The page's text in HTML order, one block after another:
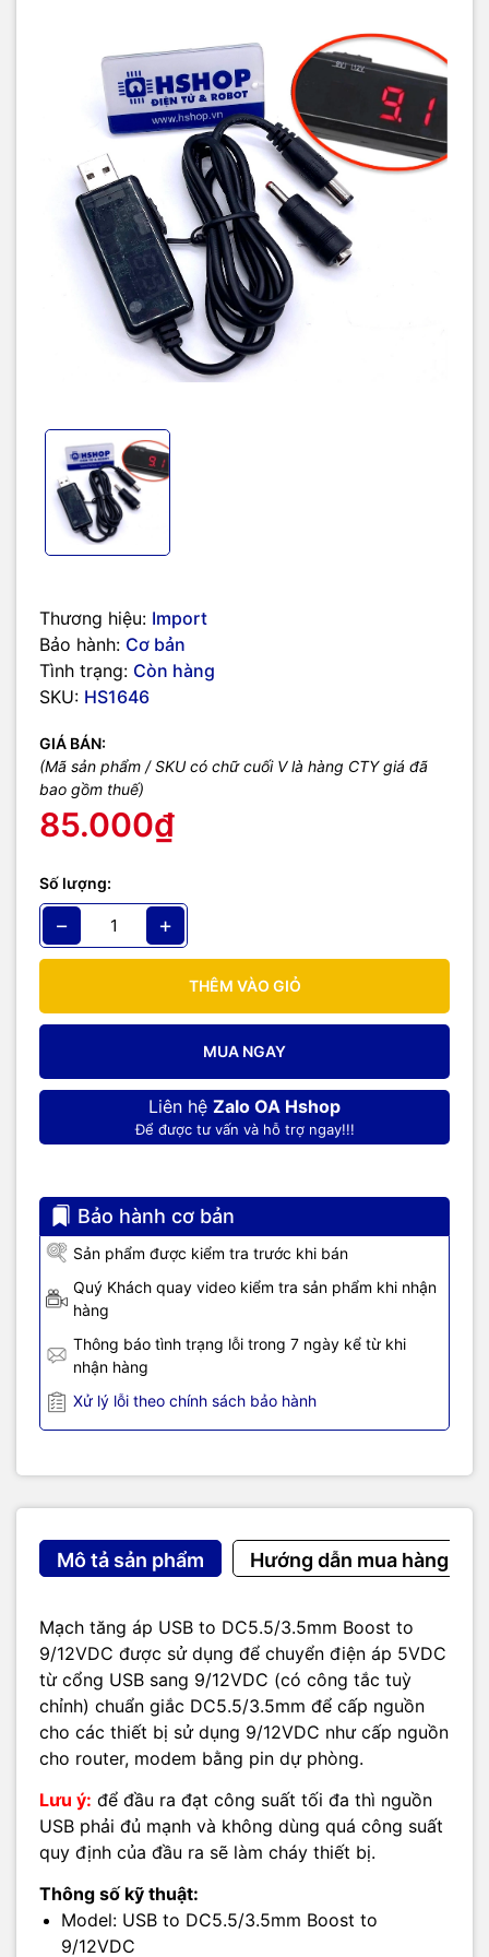
Thương hiệu: Import
Bảo hành: Cơ bản
Tình trạng: Còn hàng
SKU: HS1646
GIÁ BÁN:
(Mã sản phẩm / SKU có chữ cuối V là hàng CTY giá đã
bao gồm thuế)
85.000₫
Số lượng:
− +
THÊM VÀO GIỎ
MUA NGAY
Liên hệ Zalo OA Hshop
Để được tư vấn và hỗ trợ ngay!!!
Bảo hành cơ bản
Sản phẩm được kiểm tra trước khi bán
Quý Khách quay video kiểm tra sản phẩm khi nhận
hàng
Thông báo tình trạng lỗi trong 7 ngày kể từ khi
nhận hàng
Xử lý lỗi theo chính sách bảo hành
Mô tả sản phẩm Hướng dẫn mua hàng
Mạch tăng áp USB to DC5.5/3.5mm Boost to
9/12VDC được sử dụng để chuyển điện áp 5VDC
từ cổng USB sang 9/12VDC (có công tắc tuỳ
chỉnh) chuẩn giắc DC5.5/3.5mm để cấp nguồn
cho các thiết bị sử dụng 9/12VDC như cấp nguồn
cho router, modem bằng pin dự phòng.
Lưu ý: để đầu ra đạt công suất tối đa thì nguồn
USB phải đủ mạnh và không dùng quá công suất
quy định của đầu ra sẽ làm cháy thiết bị.
Thông số kỹ thuật:
Model: USB to DC5.5/3.5mm Boost to
9/12VDC
Cáp dài: 0.8m
Có công tắc chọn nguồn đầu ra 9/12VDC.
Tích hợp màn hình hiển thị điện áp.
Kích thước: 25 x 67 x 16mm